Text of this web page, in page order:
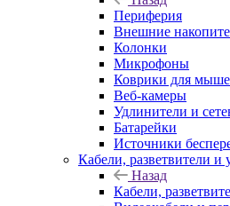
Периферия
Внешние
Колонки
Микрофоны
Коврики для
Веб-камеры
Удлинители и
Батарейки
Источники
Кабели, разветвители и
Назад
Кабели,